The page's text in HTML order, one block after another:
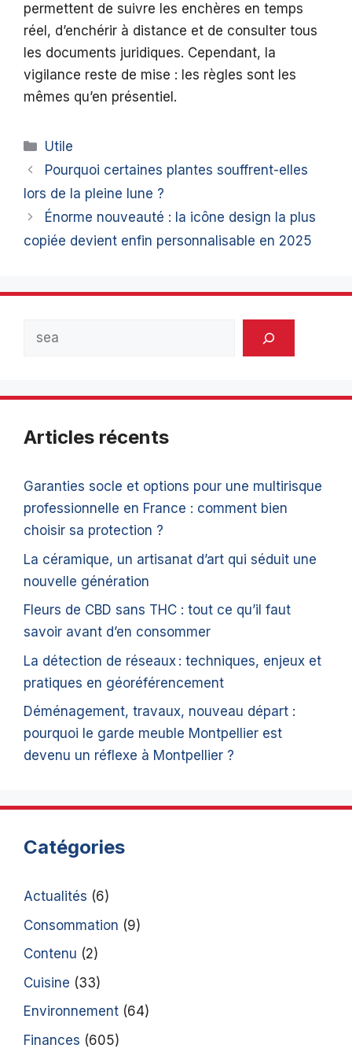
permettent de suivre les enchères en temps
réel, d’enchérir à distance et de consulter tous
les documents juridiques. Cependant, la
vigilance reste de mise : les règles sont les
mêmes qu’en présentiel.
Catégories
Utile
Pourquoi certaines plantes souffrent-elles
lors de la pleine lune ?
Énorme nouveauté : la icône design la plus
copiée devient enfin personnalisable en 2025
Articles récents
Garanties socle et options pour une multirisque
professionnelle en France : comment bien
choisir sa protection ?
La céramique, un artisanat d’art qui séduit une
nouvelle génération
Fleurs de CBD sans THC : tout ce qu’il faut
savoir avant d’en consommer
La détection de réseaux : techniques, enjeux et
pratiques en géoréférencement
Déménagement, travaux, nouveau départ :
pourquoi le garde meuble Montpellier est
devenu un réflexe à Montpellier ?
Catégories
Actualités (6)
Consommation (9)
Contenu (2)
Cuisine (33)
Environnement (64)
Finances (605)